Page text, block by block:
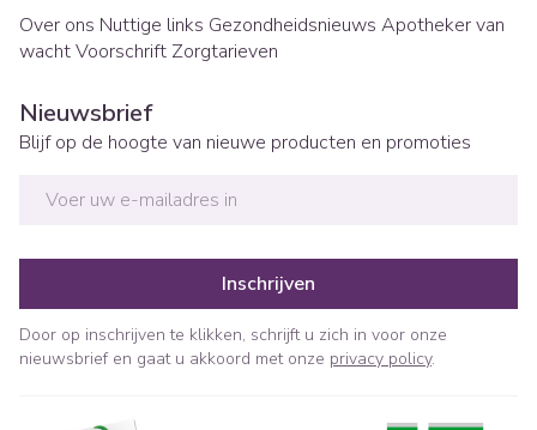
Over ons Nuttige links Gezondheidsnieuws Apotheker van
wachtVoorschrift Zorgtarieven
Nieuwsbrief
Blijf op de hoogte van nieuwe producten en promoties
Inschrijven
Door op inschrijven te klikken, schrijft u zich in voor onze
nieuwsbrief en gaat u akkoord met onze privacy policy.